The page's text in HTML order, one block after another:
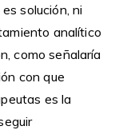
solución, ni
analítico
como señalaría
con que
es la